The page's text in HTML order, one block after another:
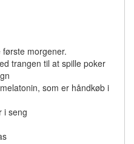
morgener.
trangen til at spille poker
som er håndkøb i
i seng